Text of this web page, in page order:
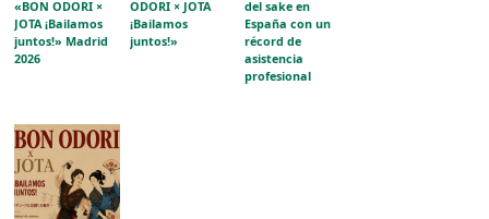
«BON ODORI ×
JOTA ¡Bailamos
juntos!» Madrid
2026
ODORI × JOTA
¡Bailamos
juntos!»
del sake en
España con un
récord de
asistencia
profesional